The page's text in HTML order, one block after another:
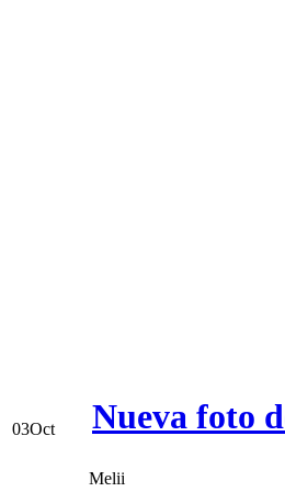
03Oct Nueva foto
Melii